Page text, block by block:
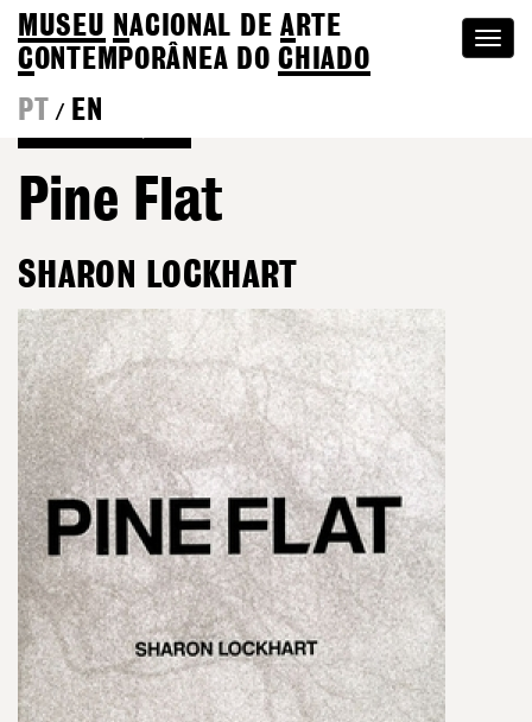
MUSEU NACIONAL DEA RTE
CONTEMPORÂNEA DOCHIADO
PT
/ EN
Pine Flat
SHARON LOCKHART